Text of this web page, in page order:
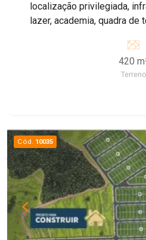
localização privilegiada,
lazer, academia, quadra de
420
Terreno
Cód. 10035